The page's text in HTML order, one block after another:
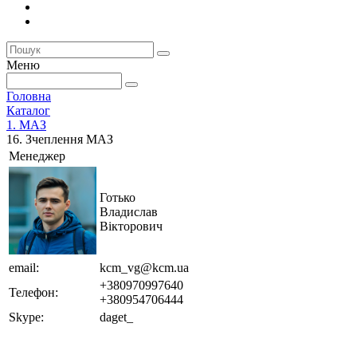
Меню
Головна
Каталог
1. МАЗ
16. Зчеплення МАЗ
Менеджер
Готько
Владислав
Вікторович
email:
kcm_vg@kcm.ua
Телефон:
+380970997640
+380954706444
Skype:
daget_